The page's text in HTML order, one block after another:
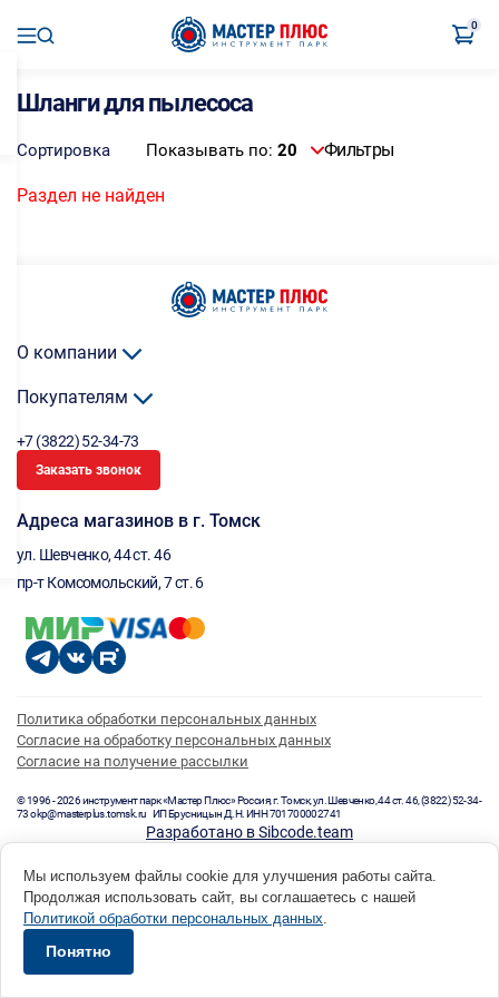
0
Шланги для пылесоса
Сортировка Показывать по: 20 Фильтры
Раздел не найден
О компании
Покупателям
+7 (3822) 52-34-73
Заказать звонок
Адреса магазинов в г. Томск
ул. Шевченко, 44 ст. 46
пр-т Комсомольский, 7 ст. 6
Политика обработки персональных данных
Согласие на обработку персональных данных
Согласие на получение рассылки
© 1996 - 2026 инструмент парк «Мастер Плюс» Россия, г. Томск, ул. Шевченко, 44 ст. 46, (3822) 52-34-
73 okp@masterplus.tomsk.ru ИП Брусницын Д.Н. ИНН 701700002741
Разработано в Sibcode.team
Мы используем файлы cookie для улучшения работы сайта.
Продолжая использовать сайт, вы соглашаетесь с нашей
Политикой обработки персональных данных.
Понятно